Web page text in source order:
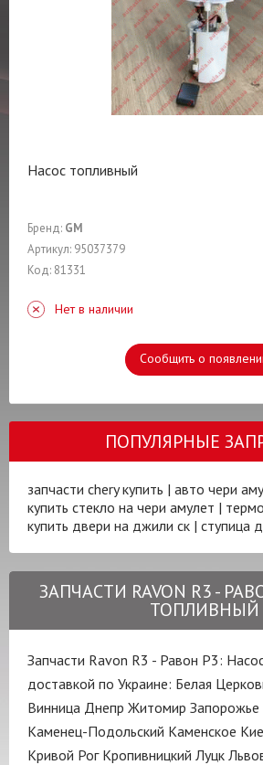
Насос топливный
Бренд: GM
Артикул: 95037379
Код: 81331
Нет в наличии
Сообщить о
ПОПУЛЯРНЫЕ
запчасти chery купить | авто чери
купить стекло на чери амулет |
купить двери на джили ск | ступица
ЗАПЧАСТИ RAVON R3 -
ТОПЛИВНЫЙ
Запчасти Ravon R3 - Равон Р3:
доставкой по Украине: Белая
Винница Днепр Житомир Запорожье
Каменец-Подольский Каменское
Кривой Рог Кропивницкий Луцк